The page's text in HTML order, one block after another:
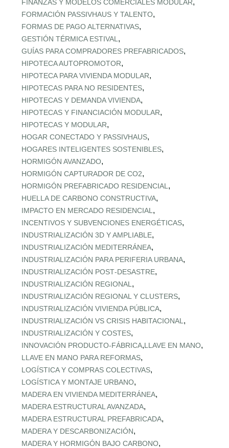
FINANZAS Y MODELOS COMERCIALES MODULAR,
FORMACIÓN PASSIVHAUS Y TALENTO,
FORMAS DE PAGO ALTERNATIVAS,
GESTIÓN TÉRMICA ESTIVAL ,
GUÍAS PARA COMPRADORES PREFABRICADOS,
HIPOTECA AUTOPROMOTOR,
HIPOTECA PARA VIVIENDA MODULAR,
HIPOTECAS PARA NO RESIDENTES,
HIPOTECAS Y DEMANDA VIVIENDA,
HIPOTECAS Y FINANCIACIÓN MODULAR,
HIPOTECAS Y MODULAR,
HOGAR CONECTADO Y PASSIVHAUS,
HOGARES INTELIGENTES SOSTENIBLES,
HORMIGÓN AVANZADO,
HORMIGÓN CAPTURADOR DE CO2,
HORMIGÓN PREFABRICADO RESIDENCIAL ,
HUELLA DE CARBONO CONSTRUCTIVA,
IMPACTO EN MERCADO RESIDENCIAL ,
INCENTIVOS Y SUBVENCIONES ENERGÉTICAS,
INDUSTRIALIZACIÓN 3D Y AMPLIABLE,
INDUSTRIALIZACIÓN MEDITERRÁNEA,
INDUSTRIALIZACIÓN PARA PERIFERIA URBANA,
INDUSTRIALIZACIÓN POST‑DESASTRE,
INDUSTRIALIZACIÓN REGIONAL ,
INDUSTRIALIZACIÓN REGIONAL Y CLUSTERS,
INDUSTRIALIZACIÓN VIVIENDA PÚBLICA,
INDUSTRIALIZACIÓN VS CRISIS HABITACIONAL ,
INDUSTRIALIZACIÓN Y COSTES,
INNOVACIÓN PRODUCTO-FÁBRICA,LLAVE EN MANO,
LLAVE EN MANO PARA REFORMAS,
LOGÍSTICA Y COMPRAS COLECTIVAS,
LOGÍSTICA Y MONTAJE URBANO,
MADERA EN VIVIENDA MEDITERRÁNEA,
MADERA ESTRUCTURAL AVANZADA,
MADERA ESTRUCTURAL PREFABRICADA,
MADERA Y DESCARBONIZACIÓN,
MADERA Y HORMIGÓN BAJO CARBONO,